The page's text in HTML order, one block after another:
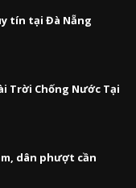
tín tại Đà Nẵng
Trời Chống Nước Tại
dân phượt cần